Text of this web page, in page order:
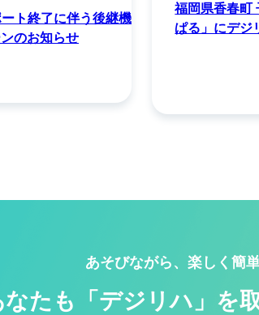
ト終了に伴う後継機キ
のお知らせ
福岡県香春町
ぱる」にデジ
あそびながら、楽しく簡
なたも「デジリハ」を